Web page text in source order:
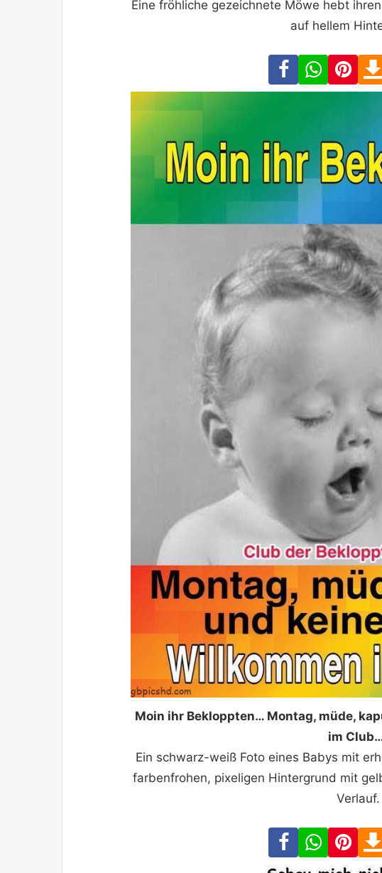
Eine fröhliche gezeichnete Möwe hebt
auf hellem
FacebookWhatsApp
Moin ihr Bekloppten… Montag, müde,
im
Ein schwarz-weiß Foto eines Babys mit
farbenfrohen, pixeligen Hintergrund mit
Verlauf.
FacebookWhatsApp